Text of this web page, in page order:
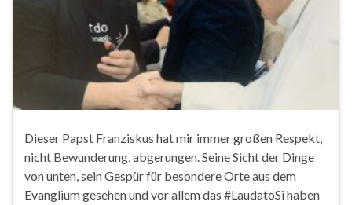
Dieser Papst Franziskus hat mir immer großen Respekt,
nicht Bewunderung, abgerungen. Seine Sicht der Dinge
von unten, sein Gespür für besondere Orte aus dem
Evanglium gesehen und vor allem das #LaudatoSi haben